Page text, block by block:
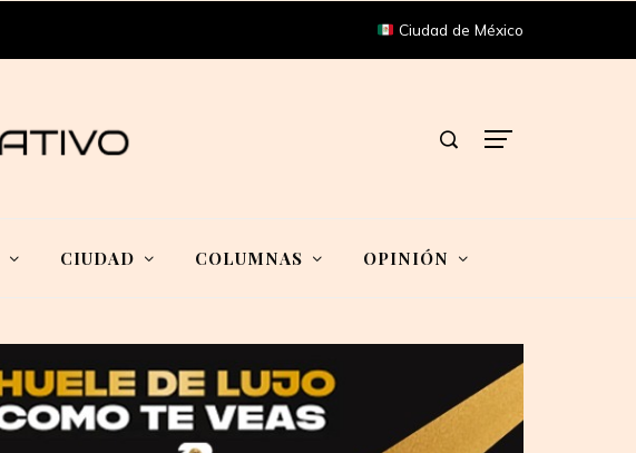
Ciudad de México
CIUDAD COLUMNAS OPINIÓN